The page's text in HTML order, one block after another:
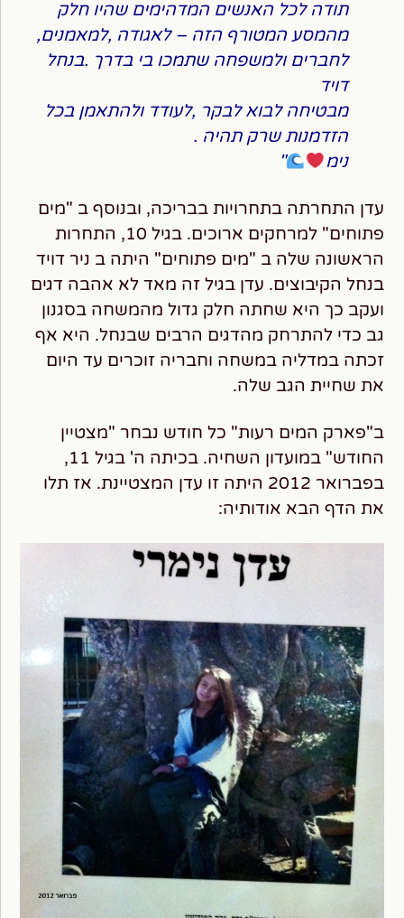
תודה לכל האנשים המדהימים שהיו חלק
מהמסע המטורף הזה – לאגודה ,למאמנים,
לחברים ולמשפחה שתמכו בי בדרך .בנחל
דויד
מבטיחה לבוא לבקר ,לעודד ולהתאמן בכל
הזדמנות שרק תהיה .
נימ
"
עדן התחרתה בתחרויות בבריכה, ובנוסף ב "מים
פתוחים" למרחקים ארוכים. בגיל 10, התחרות
הראשונה שלה ב "מים פתוחים" היתה ב ניר דויד
בנחל הקיבוצים. עדן בגיל זה מאד לא אהבה דגים
ועקב כך היא שחתה חלק גדול מהמשחה בסגנון
גב כדי להתרחק מהדגים הרבים שבנחל. היא אף
זכתה במדליה במשחה וחבריה זוכרים עד היום
את שחיית הגב שלה.
ב"פארק המים רעות" כל חודש נבחר "מצטיין
החודש" במועדון השחיה. בכיתה ה' בגיל 11,
בפברואר 2012 היתה זו עדן המצטיינת. אז תלו
את הדף הבא אודותיה: